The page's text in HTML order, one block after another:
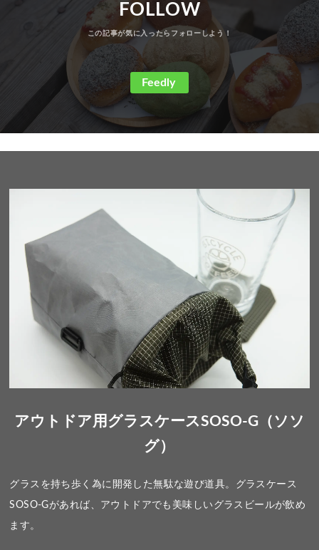
FOLLOW
Feedly
アウトドア用グラスケースSOSO-G（ソソ
グ）
グラスを持ち歩く為に開発した無駄な遊び道具。グラスケース
SOSO-Gがあれば、アウトドアでも美味しいグラスビールが飲め
ます。